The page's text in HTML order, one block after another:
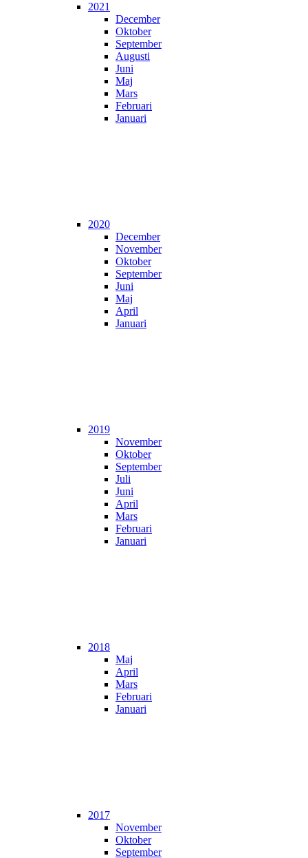
2021
December
Oktober
September
Augusti
Juni
Maj
Mars
Februari
Januari
2020
December
November
Oktober
September
Juni
Maj
April
Januari
2019
November
Oktober
September
Juli
Juni
April
Mars
Februari
Januari
2018
Maj
April
Mars
Februari
Januari
2017
November
Oktober
September